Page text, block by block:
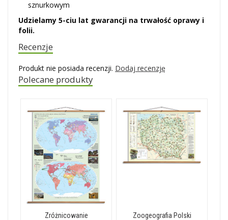
sznurkowym
Udzielamy 5-ciu lat gwarancji na trwałość oprawy i
folii.
Recenzje
Produkt nie posiada recenzji. Dodaj recenzję
Polecane produkty
Zróżnicowanie
Zoogeografia Polski